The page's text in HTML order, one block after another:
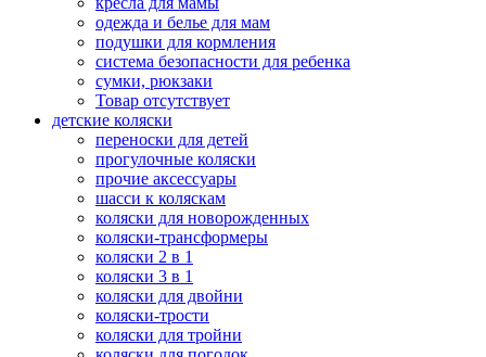
одежда и белье для мам
подушки для кормления
система безопасности для ребенка
сумки, рюкзаки
Товар отсутствует
детские коляски
переноски для детей
прогулочные коляски
прочие аксессуары
шасси к коляскам
коляски для новорожденных
коляски-трансформеры
коляски 2 в 1
коляски 3 в 1
коляски для двойни
коляски-трости
коляски для тройни